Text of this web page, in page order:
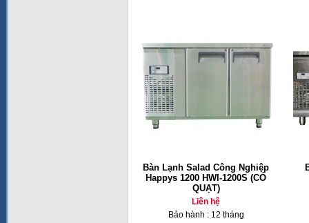
Bàn Lạnh Salad Công Nghiệp
Happys 1200 HWI-1200S (CÓ
QUẠT)
Liên hệ
Bảo hành : 12 tháng